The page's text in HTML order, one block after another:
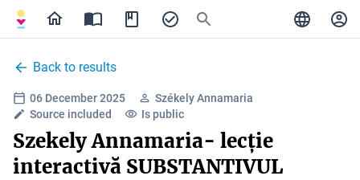
Back to results
06 December 2025
Székely Annamaria
Source included
Is public
Szekely Annamaria- lecție
interactivă SUBSTANTIVUL